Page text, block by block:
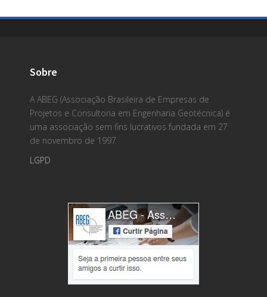
Sobre
A ABEG (Associação Brasileira de Empresas de
Projetos e Consultoria em Engenharia Geotécnica) é
uma associação sem fins lucrativos fundada em 27
de novembro de 1997
LGPD